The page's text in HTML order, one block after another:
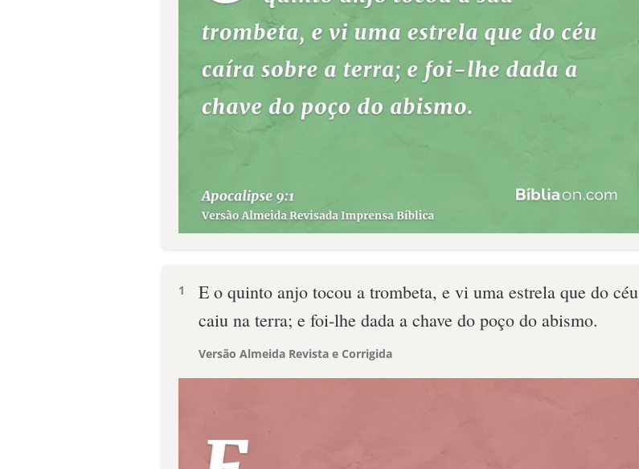
1
E o quinto anjo tocou a trombeta, e vi uma estrela que do céu
caiu na terra; e foi-lhe dada a chave do poço do abismo.
Versão Almeida Revista e Corrigida